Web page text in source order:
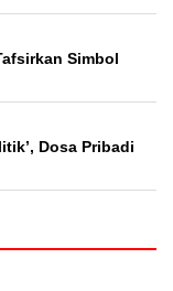
Simbol
Dosa Pribadi